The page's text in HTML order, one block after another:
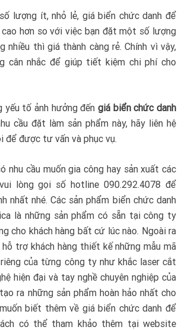
lượng ít, nhỏ lẻ, giá biển chức danh để
cao hơn so với việc bạn đặt một số lượng
nhiều thì giá thành càng rẻ. Chính vì vậy,
cân nhắc để giúp tiết kiệm chi phí cho
yếu tố ảnh hưởng đến giá biển chức danh
cầu đặt làm sản phẩm này, hãy liên hệ
để được tư vấn và phục vụ.
nhu cầu muốn gia công hay sản xuất các
lòng gọi số hotline 090.292.4078 để
nhất nhé. Các sản phẩm biển chức danh
là những sản phẩm có sẵn tại công ty
cho khách hàng bất cứ lúc nào. Ngoài ra
trợ khách hàng thiết kế những mẫu mã
của từng công ty như khắc laser cắt
hiện đại và tay nghề chuyên nghiệp của
ra những sản phẩm hoàn hảo nhất cho
biết thêm về giá biển chức danh để
có thể tham khảo thêm tại website